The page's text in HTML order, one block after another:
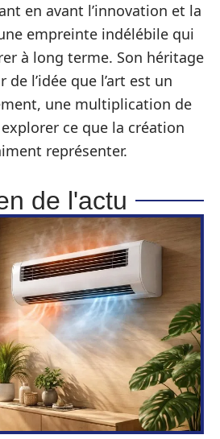
en avant l’innovation et la
empreinte indélébile qui
à long terme. Son héritage
l’idée que l’art est un
une multiplication de
ce que la création
représenter.
de l'actu